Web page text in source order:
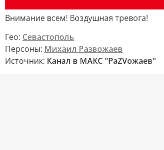
Внимание всем! Воздушная тревога!
Гео: Севастополь
Персоны: Михаил Развожаев
Источник: Канал в МАКС "РаZVожаев"